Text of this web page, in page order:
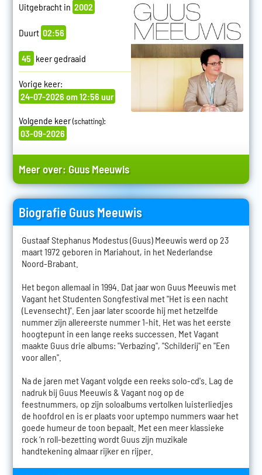
Uitgebracht in 2002
Duurt 02:56
45 keer gedraaid
Vorige keer:
24-07-2026 om 12:56 uur
Volgende keer(schatting):
03-09-2026
Meer over: Guus Meeuwis
Biografie Guus Meeuwis
Gustaaf Stephanus Modestus (Guus) Meeuwis werd op 23
maart 1972 geboren in Mariahout, in het Nederlandse
Noord-Brabant.
Het begon allemaal in 1994. Dat jaar won Guus Meeuwis met
Vagant het Studenten Songfestival met "Het is een nacht
(Levensecht)". Een jaar later scoorde hij met hetzelfde
nummer zijn allereerste nummer 1-hit. Het was het eerste
hoogtepunt in een lange reeks successen. Met Vagant
maakte Guus drie albums: "Verbazing", "Schilderij" en "Een
voor allen".
Na de jaren met Vagant volgde een reeks solo-cd's. Lag de
nadruk bij Guus Meeuwis & Vagant nog op de
feestnummers, op zijn soloalbums vertolken luisterliedjes
de hoofdrol en is er plaats voor uptempo nummers waar het
goede humeur de toon bepaalt. Met een meer klassieke
rock ‘n roll-bezetting wordt Guus zijn muzikale
handtekening almaar rijker en rijper.